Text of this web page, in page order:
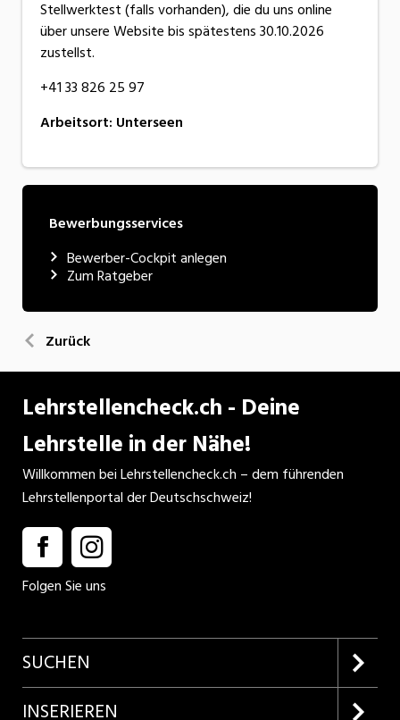
Stellwerktest (falls vorhanden), die du uns online
über unsere Website bis spätestens 30.10.2026
zustellst.
+41 33 826 25 97
Arbeitsort: Unterseen
Bewerbungsservices
Bewerber-Cockpit anlegen
Zum Ratgeber
Zurück
Lehrstellencheck.ch - Deine
Lehrstelle in der Nähe!
Willkommen bei Lehrstellencheck.ch – dem führenden
Lehrstellenportal der Deutschschweiz!
Folgen Sie uns
SUCHEN
Firmenprofile entdecken
INSERIEREN